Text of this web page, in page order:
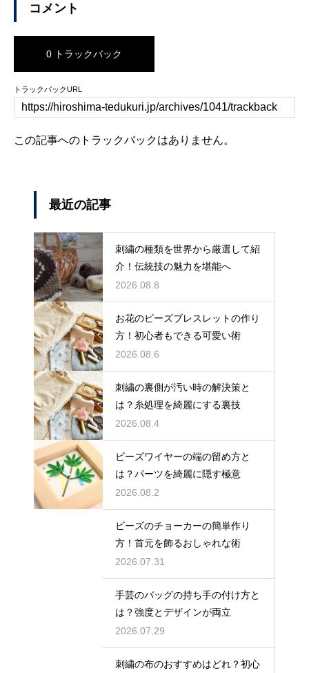
コメント
0 トラックバック
トラックバックURL
この記事へのトラックバックはありません。
最近の記事
刺繍の種類を世界から厳選して紹
介！伝統技の魅力を堪能へ
2026.08.8
お花のビーズブレスレットの作り
方！初心者もできる可愛い術
2026.08.6
刺繍の裏側が汚い時の解決策と
は？糸処理を綺麗にする裏技
2026.08.4
ビーズワイヤーの端の留め方と
は？パーツを綺麗に隠す極意
2026.08.2
ビーズのチョーカーの簡単作り
方！首元を飾るおしゃれな術
2026.07.31
手芸のバッグの持ち手の付け方と
は？強度とデザインが両立
2026.07.29
刺繍の布のおすすめはどれ？初心